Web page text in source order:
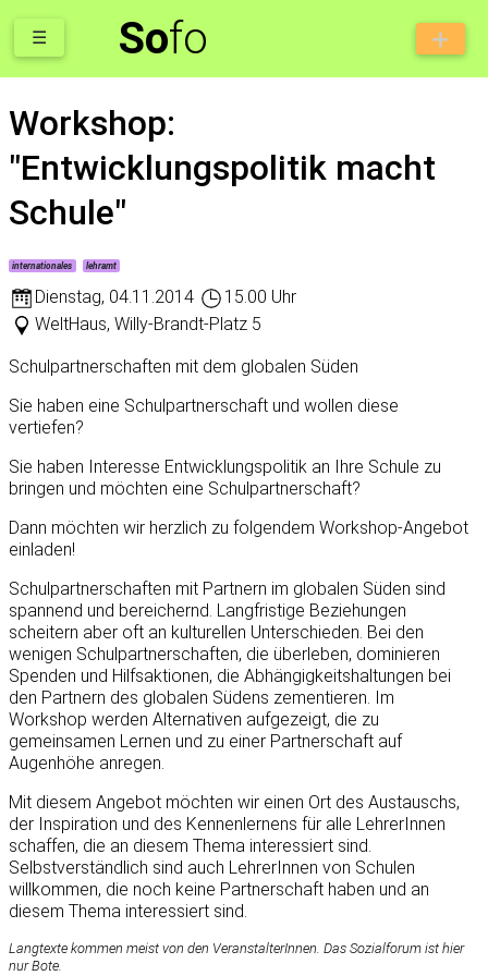
Sofo
☰
Workshop:
"Entwicklungspolitik macht
Schule"
internationales lehramt
Dienstag, 04.11.2014
15.00 Uhr
WeltHaus, Willy-Brandt-Platz 5
Schulpartnerschaften mit dem globalen Süden
Sie haben eine Schulpartnerschaft und wollen diese
vertiefen?
Sie haben Interesse Entwicklungspolitik an Ihre Schule zu
bringen und möchten eine Schulpartnerschaft?
Dann möchten wir herzlich zu folgendem Workshop-Angebot
einladen!
Schulpartnerschaften mit Partnern im globalen Süden sind
spannend und bereichernd. Langfristige Beziehungen
scheitern aber oft an kulturellen Unterschieden. Bei den
wenigen Schulpartnerschaften, die überleben, dominieren
Spenden und Hilfsaktionen, die Abhängigkeitshaltungen bei
den Partnern des globalen Südens zementieren. Im
Workshop werden Alternativen aufgezeigt, die zu
gemeinsamen Lernen und zu einer Partnerschaft auf
Augenhöhe anregen.
Mit diesem Angebot möchten wir einen Ort des Austauschs,
der Inspiration und des Kennenlernens für alle LehrerInnen
schaffen, die an diesem Thema interessiert sind.
Selbstverständlich sind auch LehrerInnen von Schulen
willkommen, die noch keine Partnerschaft haben und an
diesem Thema interessiert sind.
Langtexte kommen meist von den VeranstalterInnen. Das Sozialforum ist hier
nur Bote.